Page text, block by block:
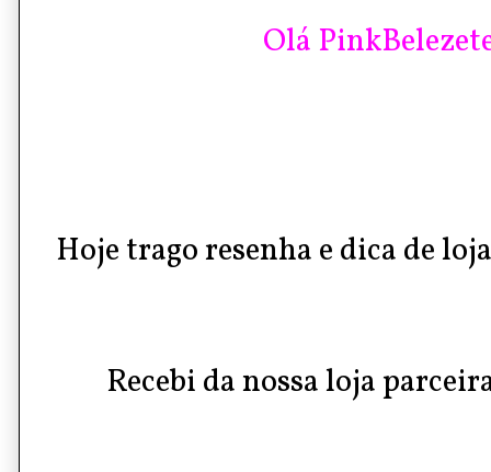
Olá
Hoje trago resenha e dica de
Recebi da nossa loja